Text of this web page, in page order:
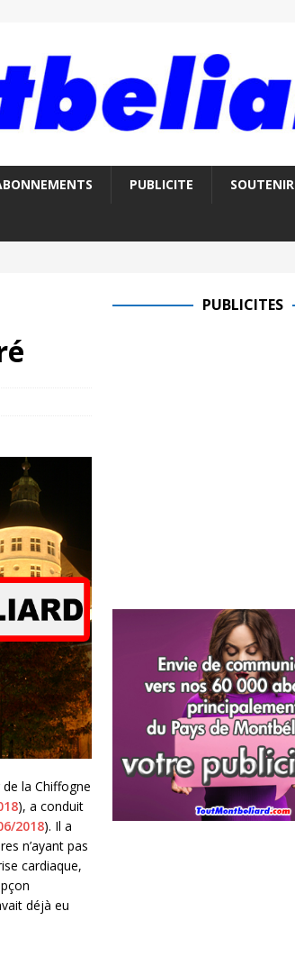
PUBLICITE SOUTENIR
la Chiffogne
), a conduit
2018). Il a
n’ayant pas
cardiaque,
déjà eu
PUBLICITES